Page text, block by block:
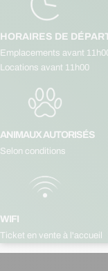
HORAIRES DE
Emplacements avant
Locations avant 11h00
ANIMAUX AUTORISÉS
Selon conditions
WIFI
Ticket en vente à l'accueil